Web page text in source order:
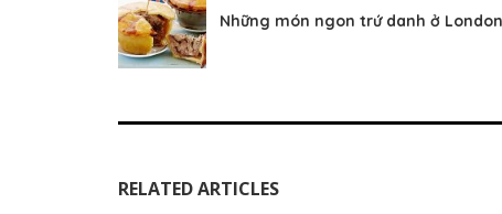
Những món ngon trứ danh ở London
RELATED ARTICLES